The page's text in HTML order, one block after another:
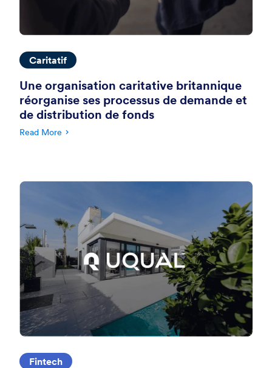
Caritatif
Une organisation caritative britannique
réorganise ses processus de demande et
de distribution de fonds
Read More
Fintech